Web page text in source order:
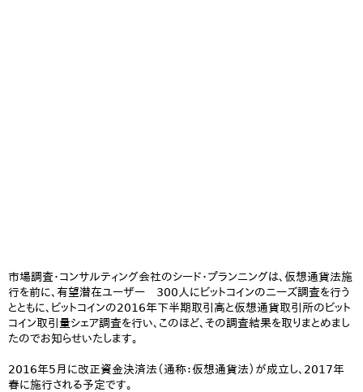
市場調査・コンサルティング会社のシード・プランニングは、仮想通貨法施
行を前に、有望潜在ユーザー 300人にビットコインのニーズ調査を行う
とともに、ビットコインの2016年下半期取引高と仮想通貨取引所のビット
コイン取引量シェア調査を行い、このほど、その調査結果を取りまとめまし
たのでお知らせいたします。
2016年5月に改正資金決済法（通称：仮想通貨法）が成立し、2017年
春に施行される予定です。